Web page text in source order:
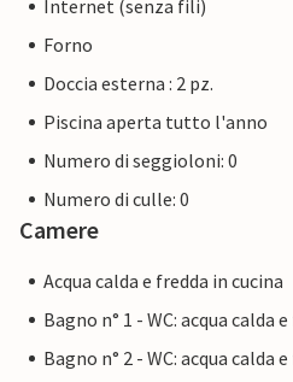
Internet (senza fili)
Forno
Doccia esterna : 2 pz.
Piscina aperta tutto l'anno
Numero di seggioloni: 0
Numero di culle: 0
Camere
Acqua calda e fredda in cucina
Bagno n° 1 - WC: acqua calda
Bagno n° 2 - WC: acqua calda